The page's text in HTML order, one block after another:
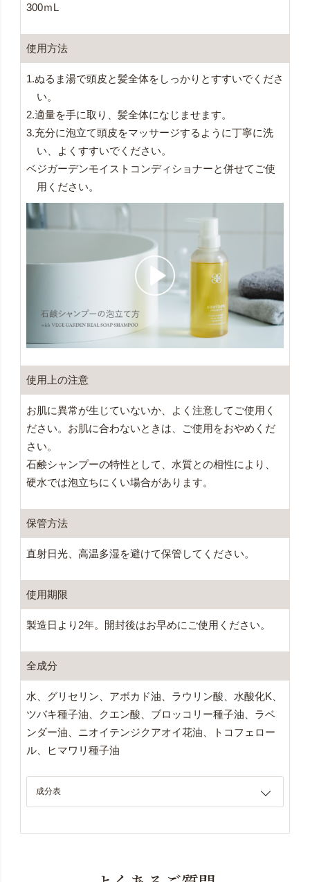
300ｍL
使用方法
1.ぬるま湯で頭皮と髪全体をしっかりとすすいでくださ
い。
2.適量を手に取り、髪全体になじませます。
3.充分に泡立て頭皮をマッサージするように丁寧に洗
い、よくすすいでください。
ベジガーデンモイストコンディショナーと併せてご使
用ください。
使用上の注意
お肌に異常が生じていないか、よく注意してご使用く
ださい。お肌に合わないときは、ご使用をおやめくだ
さい。
石鹸シャンプーの特性として、水質との相性により、
硬水では泡立ちにくい場合があります。
保管方法
直射日光、高温多湿を避けて保管してください。
使用期限
製造日より2年。開封後はお早めにご使用ください。
全成分
水、グリセリン、アボカド油、ラウリン酸、水酸化K、
ツバキ種子油、クエン酸、ブロッコリー種子油、ラベ
ンダー油、ニオイテンジクアオイ花油、トコフェロー
ル、ヒマワリ種子油
成分表